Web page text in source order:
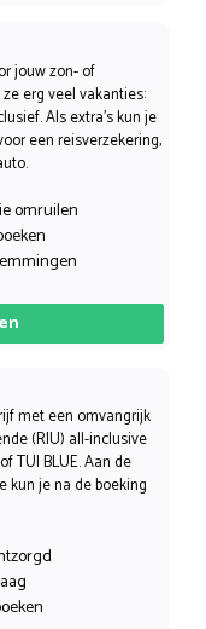
jouw zon- of
erg veel vakanties:
Als extra’s kun je
een reisverzekering,
omruilen
met een omvangrijk
(RIU) all-inclusive
TUI BLUE. Aan de
kun je na de boeking